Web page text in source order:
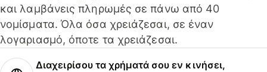
και λαμβάνεις πληρωμές σε πάνω από 40
νομίσματα. Όλα όσα χρειάζεσαι, σε έναν
λογαριασμό, όποτε τα χρειάζεσαι.
Διαχειρίσου τα χρήματά σου εν κινήσει,